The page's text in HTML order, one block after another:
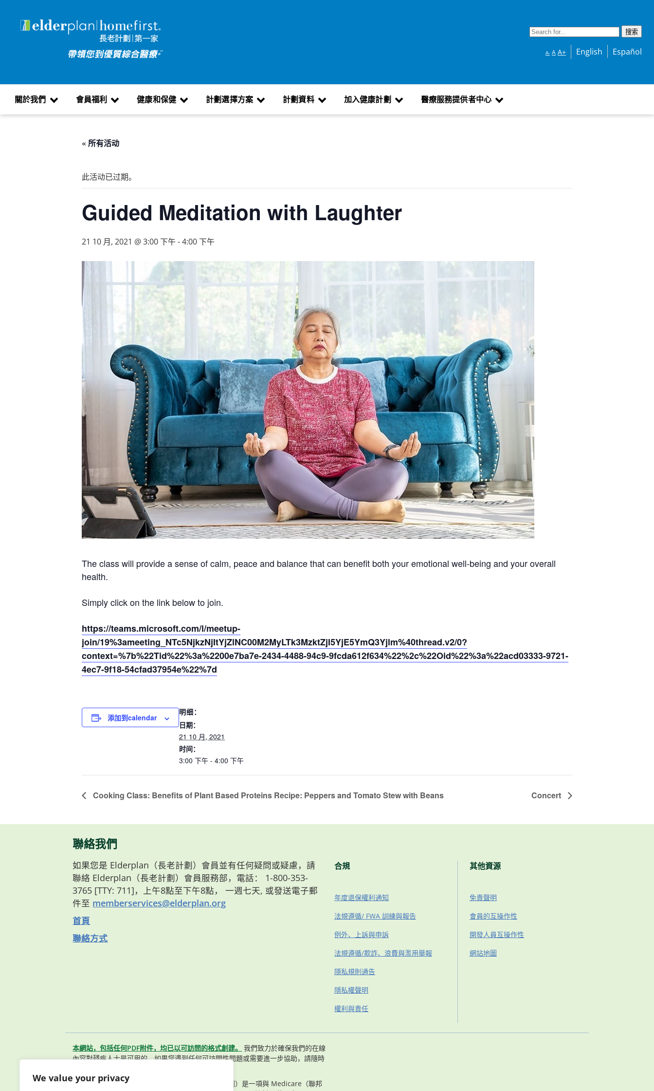
We value your privacy
A- A A+ English Español
關於我們 會員福利 健康和保健 計劃選擇方案 計劃資料 加入健康計劃 醫療服務提供者中心
« 所有活动
此活动已过期。
Guided Meditation with Laughter
21 10 月, 2021 @ 3:00 下午-4:00 下午
The class will provide a sense of calm, peace and balance that can benefit both your emotional well-being and your overall
health.
Simply click on the link below to join.
https://teams.microsoft.com/l/meetup-
join/19%3ameeting_NTc5NjkzNjItYjZlNC00M2MyLTk3MzktZjI5YjE5YmQ3Yjlm%40thread.v2/0?
context=%7b%22Tid%22%3a%2200e7ba7e-2434-4488-94c9-9fcda612f634%22%2c%22Oid%22%3a%22acd03333-9721-
4ec7-9f18-54cfad37954e%22%7d
添加到calendar
明细：
日期：
21 10 月, 2021
时间：
3:00 下午 - 4:00 下午
Cooking Class: Benefits of Plant Based Proteins Recipe: Peppers and Tomato Stew with Beans Concert
聯絡我們
如果您是 Elderplan（長老計劃）會員並有任何疑問或疑慮，請
聯絡 Elderplan（長老計劃）會員服務部，電話： 1-800-353-
3765 [TTY: 711]，上午8點至下午8點， 一週七天, 或發送電子郵
件至 memberservices@elderplan.org
首頁
聯絡方式
合規
年度退保權利通知
法規遵循/ FWA 訓練與報告
例外、上訴與申訴
法規遵循/欺詐、浪費與濫用舉報
隱私規則通告
隱私權聲明
權利與責任
其他資源
免責聲明
會員的互操作性
開發人員互操作性
網站地圖
本網站，包括任何PDF附件，均已以可訪問的格式創建。
我們致力於確保我們的在線
內容對殘疾人士是可用的。如果您遇到任何可訪問性問題或需要進一步協助，請隨時
© 2026 Elderplan. 版權所有。 Elderplan（長老計劃）是一項與 Medicare（聯邦